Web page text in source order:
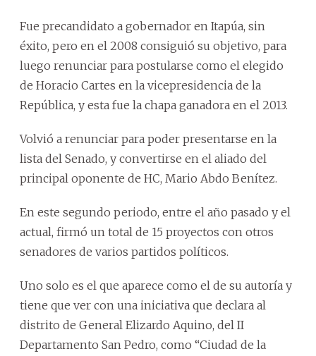
Fue precandidato a gobernador en Itapúa, sin
éxito, pero en el 2008 consiguió su objetivo, para
luego renunciar para postularse como el elegido
de Horacio Cartes en la vicepresidencia de la
República, y esta fue la chapa ganadora en el 2013.
Volvió a renunciar para poder presentarse en la
lista del Senado, y convertirse en el aliado del
principal oponente de HC, Mario Abdo Benítez.
En este segundo periodo, entre el año pasado y el
actual, firmó un total de 15 proyectos con otros
senadores de varios partidos políticos.
Uno solo es el que aparece como el de su autoría y
tiene que ver con una iniciativa que declara al
distrito de General Elizardo Aquino, del II
Departamento San Pedro, como “Ciudad de la